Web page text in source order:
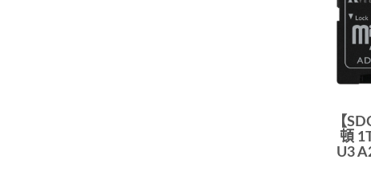
【
頓
U3